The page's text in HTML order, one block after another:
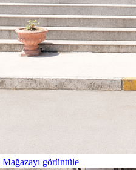
Mağazayı görüntüle